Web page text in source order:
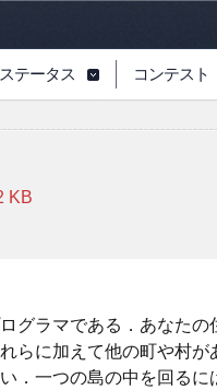
ステータス コンテスト
KB
グラマである．あなた
らに加えて他の町や村
．一つの島の中を回る